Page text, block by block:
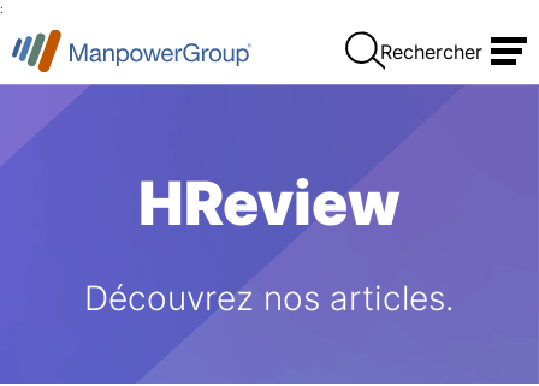
:
Rechercher
HReview
Découvrez nos articles.